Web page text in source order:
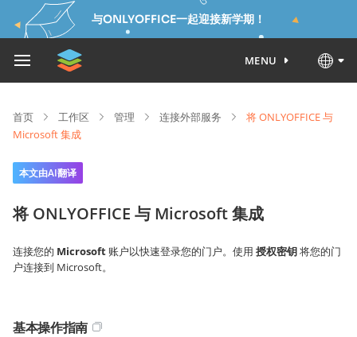
与ONLYOFFICE一起迎接新学期！
MENU
首页 工作区 管理 连接外部服务
将 ONLYOFFICE 与
Microsoft 集成
本文由AI翻译
将 ONLYOFFICE 与 Microsoft 集成
连接您的 Microsoft 账户以快速登录您的门户。使用 授权密钥将您的门
户连接到 Microsoft。
基本操作指南